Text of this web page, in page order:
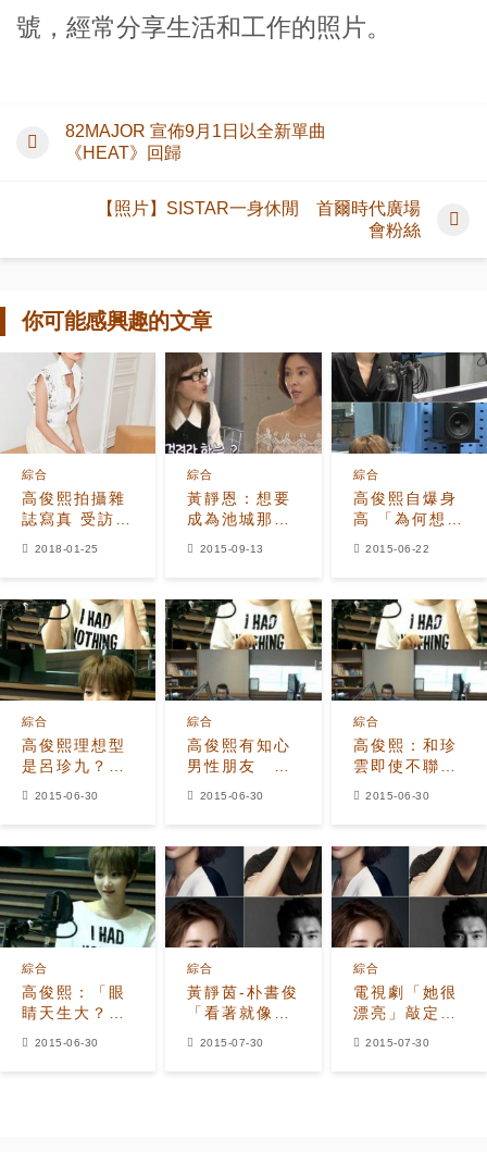
號，經常分享生活和工作的照片。
82MAJOR 宣佈9月1日以全新單曲
《HEAT》回歸
【照片】SISTAR一身休閒 首爾時代廣場
會粉絲
你可能感興趣的文章
高俊熙拍攝雜
誌寫真 受訪曝
綜合
2018-01-25
黃靜恩：想要
成為池城那樣
綜合
2015-09-13
高俊熙自爆身
高 「為何想要
綜合
2015-06-22
高俊熙理想型
是呂珍九？
綜合
2015-06-30
高俊熙有知心
男性朋友
綜合
2015-06-30
高俊熙：和珍
雲即使不聯繫,
綜合
2015-06-30
高俊熙：「眼
睛天生大？都
綜合
2015-06-30
黃靜茵-朴書俊
「看著就像情
綜合
2015-07-30
電視劇「她很
漂亮」敲定演
綜合
2015-07-30